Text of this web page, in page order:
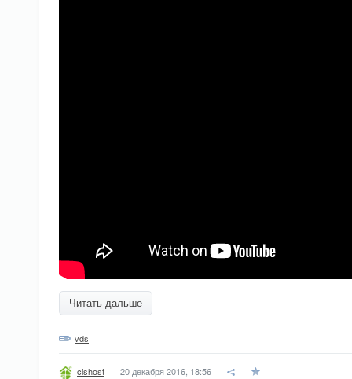
Читать дальше
vds
cishost 20 декабря 2016, 18:56